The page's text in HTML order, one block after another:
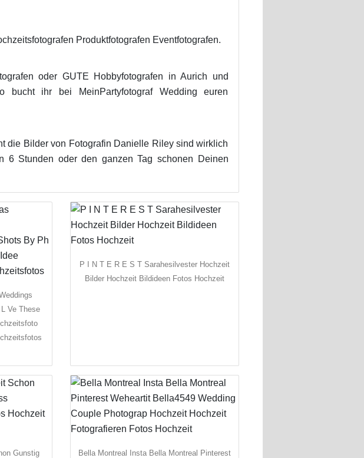
Produktfotografen Eventfotografen.
oder GUTE Hobbyfotografen in Aurich und
bucht ihr bei MeinPartyfotograf Wedding euren
die Bilder von Fotografin Danielle Riley sind wirklich
6 Stunden oder den ganzen Tag schonen Deinen
Ve These
P I N T E R E S T Sarahesilvester Hochzeit
Bilder Hochzeit Bildideen Fotos Hochzeit
Gunstig
Bella Montreal Insta Bella Montreal Pinterest